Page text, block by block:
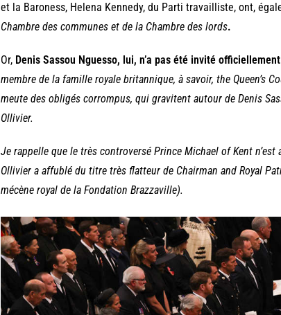
et la Baroness, Helena Kennedy, du Parti travailliste, ont,
Chambre des communes et de la Chambre des lords.
Or,Denis Sassou Nguesso, lui, n’a pas été invité
membre de la famille royale britannique, à savoir, the Queen’s
meute des obligés corrompus, qui gravitent autour de Denis
Ollivier.
Je rappelle que le très controversé Prince Michael of Kent n’est
Ollivier a affublé du titre très flatteur de Chairman and Royal
mécène royal de la Fondation Brazzaville).